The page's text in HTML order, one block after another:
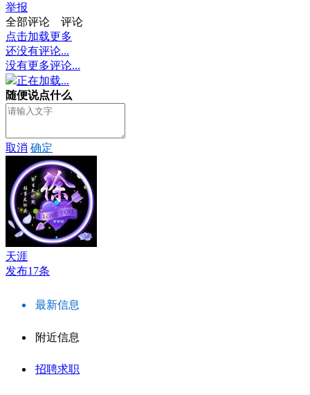
举报
全部评论
评论
点击加载更多
还没有评论...
没有更多评论...
正在加载...
随便说点什么
取消 确定
天涯
发布17条
最新信息
附近信息
招聘求职